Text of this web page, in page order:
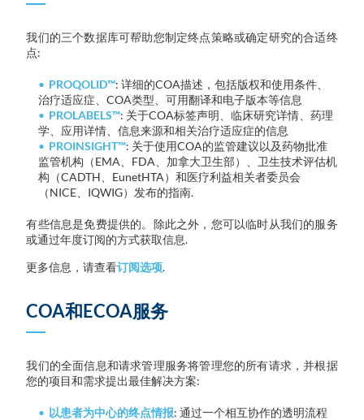
我们的三个数据库可帮助您制定终点策略或确定研究的合适终
点:
PROQOLID™: 详细的COA描述，包括版权和使用条件、
治疗适应症、COA类型、可用翻译和电子版本等信息
PROLABELS™: 关于COA标签声明、临床研究详情、药理
学、应用详情、信息来源和相关治疗适应症的信息
PROINSIGHT™: 关于使用COA的监管建议以及药物批准
监管机构（EMA、FDA、加拿大卫生部）、卫生技术评估机
构（CADTH、EunetHTA）和医疗利益相关者委员会
（NICE、IQWIG）发布的指南.
有些信息是免费提供的。除此之外，您可以临时从我们的服务
或通过年度订阅的方式获取信息.
更多信息，请查看订阅选项.
COA和ECOA服务
我们的全面信息和请求管理服务将管理您的所有请求，并根据
您的项目和需求提出最佳解决方案:
以患者为中心的终点情报: 通过一个相互协作的透明流程